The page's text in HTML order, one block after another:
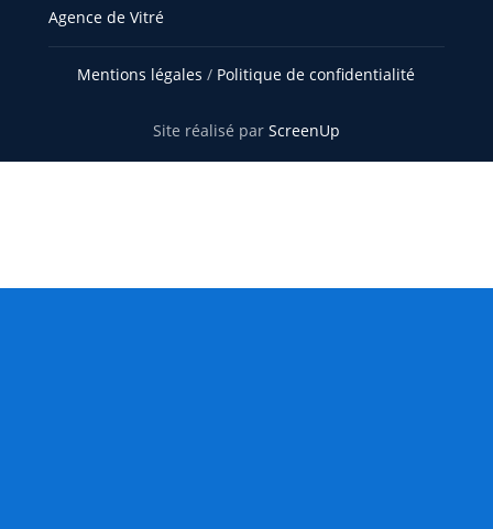
Agence de Vitré
Mentions légales / Politique de confidentialité
Site réalisé par ScreenUp